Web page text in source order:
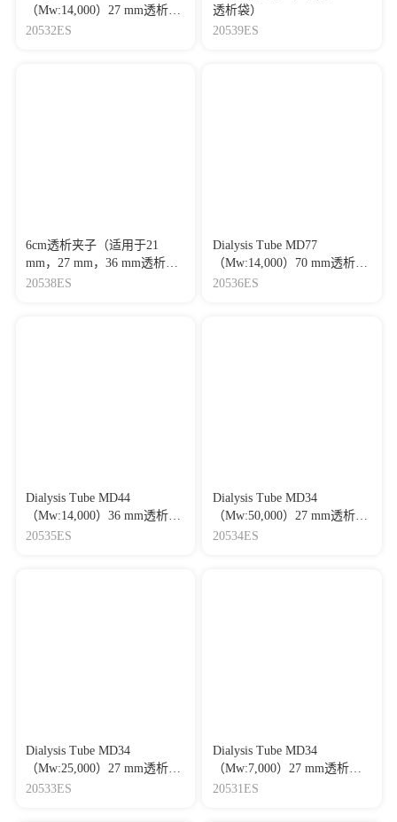
（Mw:14,000）27 mm透析袋
（截留分子量:14 kDa）
20532ES
透析袋）
20539ES
6cm透析夹子（适用于21
mm，27 mm，36 mm透析
袋）
20538ES
Dialysis Tube MD77
（Mw:14,000）70 mm透析袋
（截留分子量:14 kDa）
20536ES
Dialysis Tube MD44
（Mw:14,000）36 mm透析袋
（截留分子量:14 kDa）
20535ES
Dialysis Tube MD34
（Mw:50,000）27 mm透析袋
（截留分子量:50 kDa）
20534ES
Dialysis Tube MD34
（Mw:25,000）27 mm透析袋
（截留分子量:25 kDa）
20533ES
Dialysis Tube MD34
（Mw:7,000）27 mm透析袋
（截留分子量:7 kDa）
20531ES